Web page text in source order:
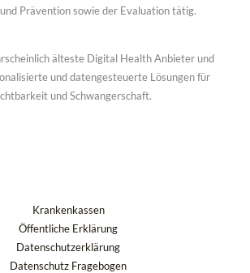
Prävention sowie der Evaluation tätig.
älteste Digital Health Anbieter und
und datengesteuerte Lösungen für
und Schwangerschaft.
Krankenkassen
Öffentliche Erklärung
Datenschutzerklärung
Datenschutz Fragebogen